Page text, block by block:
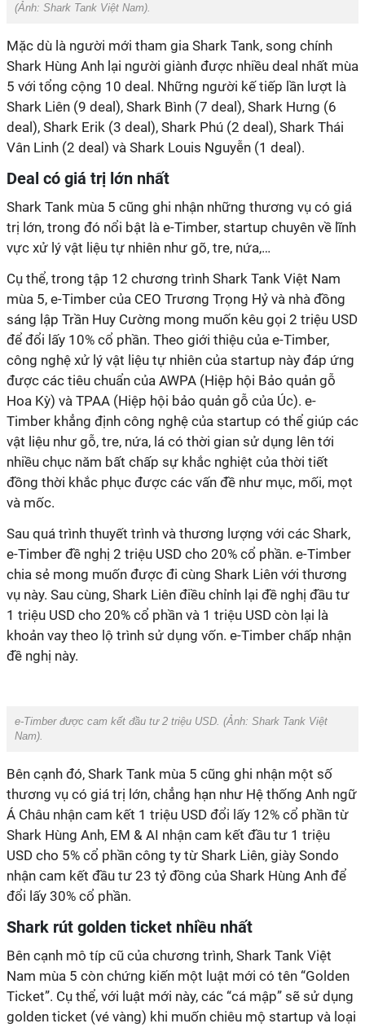
(Ảnh: Shark Tank Việt Nam).
Mặc dù là người mới tham gia Shark Tank, song chính
Shark Hùng Anh lại người giành được nhiều deal nhất mùa
5 với tổng cộng 10 deal. Những người kế tiếp lần lượt là
Shark Liên (9 deal), Shark Bình (7 deal), Shark Hưng (6
deal), Shark Erik (3 deal), Shark Phú (2 deal), Shark Thái
Vân Linh (2 deal) và Shark Louis Nguyễn (1 deal).
Deal có giá trị lớn nhất
Shark Tank mùa 5 cũng ghi nhận những thương vụ có giá
trị lớn, trong đó nổi bật là e-Timber, startup chuyên về lĩnh
vực xử lý vật liệu tự nhiên như gõ, tre, nứa,…
Cụ thể, trong tập 12 chương trình Shark Tank Việt Nam
mùa 5, e-Timber của CEO Trương Trọng Hỷ và nhà đồng
sáng lập Trần Huy Cường mong muốn kêu gọi 2 triệu USD
để đổi lấy 10% cổ phần. Theo giới thiệu của e-Timber,
công nghệ xử lý vật liệu tự nhiên của startup này đáp ứng
được các tiêu chuẩn của AWPA (Hiệp hội Bảo quản gỗ
Hoa Kỳ) và TPAA (Hiệp hội bảo quản gỗ của Úc). e-
Timber khẳng định công nghệ của startup có thể giúp các
vật liệu như gỗ, tre, nứa, lá có thời gian sử dụng lên tới
nhiều chục năm bất chấp sự khắc nghiệt của thời tiết
đồng thời khắc phục được các vấn đề như mục, mối, mọt
và mốc.
Sau quá trình thuyết trình và thương lượng với các Shark,
e-Timber đề nghị 2 triệu USD cho 20% cổ phần. e-Timber
chia sẻ mong muốn được đi cùng Shark Liên với thương
vụ này. Sau cùng, Shark Liên điều chỉnh lại đề nghị đầu tư
1 triệu USD cho 20% cổ phần và 1 triệu USD còn lại là
khoản vay theo lộ trình sử dụng vốn. e-Timber chấp nhận
đề nghị này.
e-Timber được cam kết đầu tư 2 triệu USD. (Ảnh: Shark Tank Việt
Nam).
Bên cạnh đó, Shark Tank mùa 5 cũng ghi nhận một số
thương vụ có giá trị lớn, chẳng hạn như Hệ thống Anh ngữ
Á Châu nhận cam kết 1 triệu USD đổi lấy 12% cổ phần từ
Shark Hùng Anh, EM & AI nhận cam kết đầu tư 1 triệu
USD cho 5% cổ phần công ty từ Shark Liên, giày Sondo
nhận cam kết đầu tư 23 tỷ đồng của Shark Hùng Anh để
đổi lấy 30% cổ phần.
Shark rút golden ticket nhiều nhất
Bên cạnh mô típ cũ của chương trình, Shark Tank Việt
Nam mùa 5 còn chứng kiến một luật mới có tên “Golden
Ticket”. Cụ thể, với luật mới này, các “cá mập” sẽ sử dụng
golden ticket (vé vàng) khi muốn chiêu mộ startup và loại